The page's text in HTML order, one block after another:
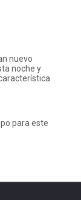
nuevo
noche y
para este